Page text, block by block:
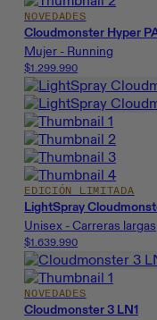
NOVEDADES
Cloudmonster Hyper
Mujer - Running
$1.299.990
EDICIÓN LIMITADA
LightSpray
Unisex - Carreras
$1.639.990
NOVEDADES
Cloudmonster 3 LN1